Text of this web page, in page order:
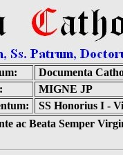
Documenta
MIGNE JP
SS Honorius I -
ac Beata Semper